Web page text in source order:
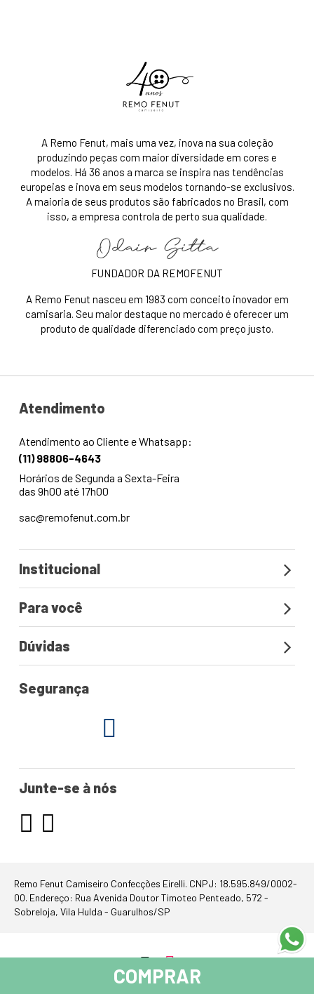
COMPRAR
A Remo Fenut, mais uma vez, inova na sua coleção
produzindo peças com maior diversidade em cores e
modelos. Há 36 anos a marca se inspira nas tendências
europeias e inova em seus modelos tornando-se exclusivos.
A maioria de seus produtos são fabricados no Brasil, com
isso, a empresa controla de perto sua qualidade.
FUNDADOR DA REMOFENUT
A Remo Fenut nasceu em 1983 com conceito inovador em
camisaria. Seu maior destaque no mercado é oferecer um
produto de qualidade diferenciado com preço justo.
Atendimento
Atendimento ao Cliente e Whatsapp:
(11) 98806-4643
Horários de Segunda a Sexta-Feira
das 9h00 até 17h00
sac@remofenut.com.br
Institucional
Para você
Dúvidas
Segurança
Junte-se à nós
Remo Fenut Camiseiro Confecções Eirelli. CNPJ: 18.595.849/0002-
00. Endereço: Rua Avenida Doutor Timoteo Penteado, 572 -
Sobreloja, Vila Hulda - Guarulhos/SP